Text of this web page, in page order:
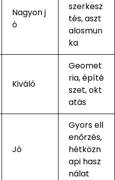
Nagyon j
ó
szerkesz
tés, aszt
alosmun
ka
Kiváló
Geomet
ria, építé
szet, okt
atás
Jó
Gyors ell
enőrzés,
hétközn
api hasz
nálat